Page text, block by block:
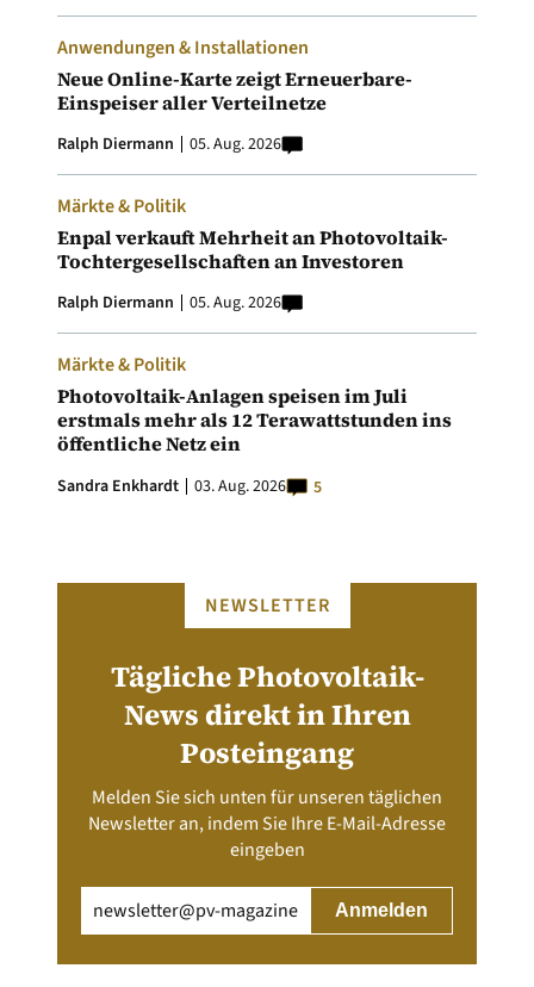
Anwendungen & Installationen
Neue Online-Karte zeigt Erneuerbare-
Einspeiser aller Verteilnetze
Ralph Diermann 05. Aug. 2026
Märkte & Politik
Enpal verkauft Mehrheit an Photovoltaik-
Tochtergesellschaften an Investoren
Ralph Diermann 05. Aug. 2026
Märkte & Politik
Photovoltaik-Anlagen speisen im Juli
erstmals mehr als 12 Terawattstunden ins
öffentliche Netz ein
Sandra Enkhardt 03. Aug. 2026 5
NEWSLETTER
Tägliche Photovoltaik-
News direkt in Ihren
Posteingang
Melden Sie sich unten für unseren täglichen
Newsletter an, indem Sie Ihre E-Mail-Adresse
eingeben
(erforderlich)